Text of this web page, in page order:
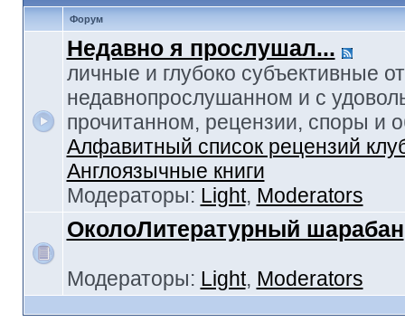
Форум
Недавно я прослушал...
личные и глубоко субъективные
недавнопрослушанном и с
прочитанном, рецензии, споры и
Алфавитный список рецензий
Англоязычные книги
Модераторы: Light, Moderators
ОколоЛитературный шарабан
Модераторы: Light, Moderators